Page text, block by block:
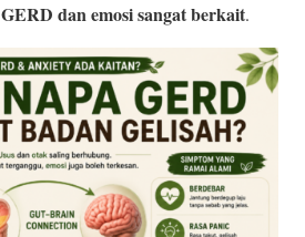
GERD dan emosi sangat berkait.